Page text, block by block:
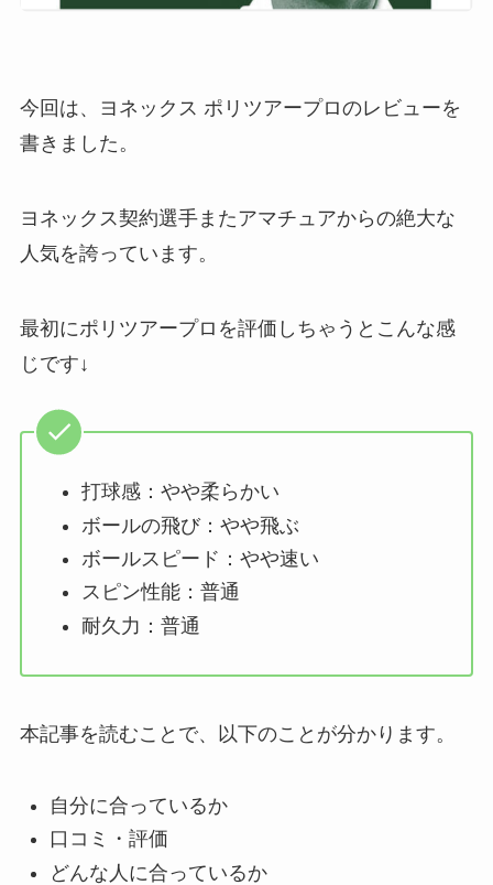
今回は、ヨネックス ポリツアープロのレビューを
書きました。
ヨネックス契約選手またアマチュアからの絶大な
人気を誇っています。
最初にポリツアープロを評価しちゃうとこんな感
じです↓
打球感：やや柔らかい
ボールの飛び：やや飛ぶ
ボールスピード：やや速い
スピン性能：普通
耐久力：普通
本記事を読むことで、以下のことが分かります。
自分に合っているか
口コミ・評価
どんな人に合っているか